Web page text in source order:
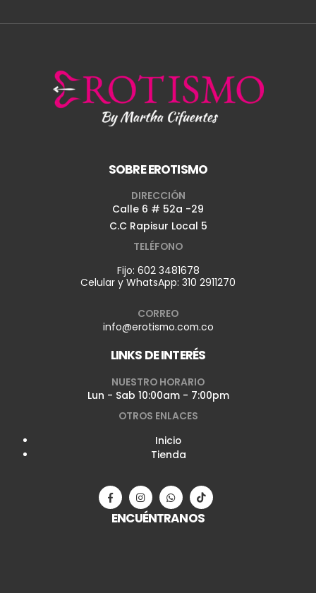
SOBRE EROTISMO
DIRECCIÓN
Calle 6 # 52a -29
C.C Rapisur Local 5
TELÉFONO
Fijo: 602 3481678
Celular y WhatsApp: 310 2911270
CORREO
info@erotismo.com.co
LINKS DE INTERÉS
NUESTRO HORARIO
Lun - Sab 10:00am - 7:00pm
OTROS ENLACES
Inicio
Tienda
ENCUÉNTRANOS